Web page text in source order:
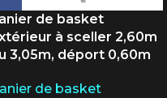
de basket
à sceller 2,60m
3,05m, déport 0,60m
de basket